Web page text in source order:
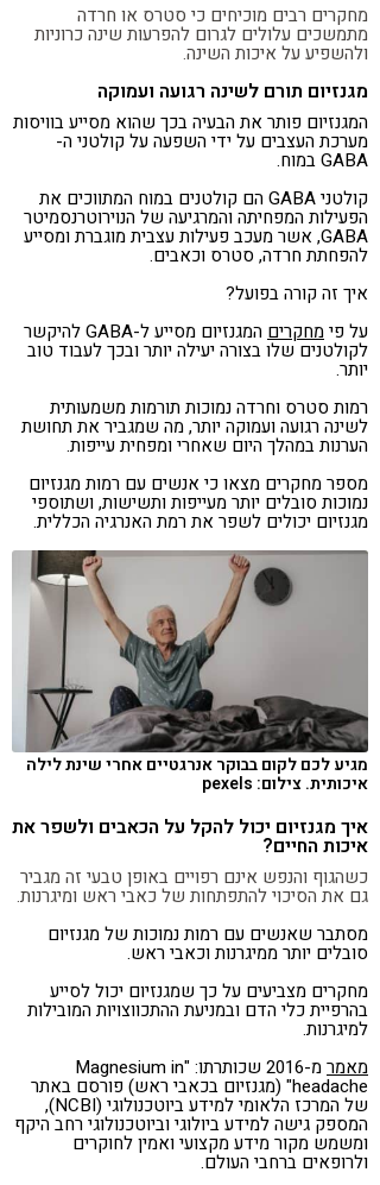
מחקרים רבים מוכיחים כי סטרס או חרדה
מתמשכים עלולים לגרום להפרעות שינה כרוניות
ולהשפיע על איכות השינה.
מגנזיום תורם לשינה רגועה ועמוקה
המגנזיום פותר את הבעיה בכך שהוא מסייע בוויסות
מערכת העצבים על ידי השפעה על קולטני ה-
GABA במוח.
קולטני GABA הם קולטנים במוח המתווכים את
הפעילות המפחיתה והמרגיעה של הנוירוטרנסמיטר
GABA, אשר מעכב פעילות עצבית מוגברת ומסייע
להפחתת חרדה, סטרס וכאבים.
איך זה קורה בפועל?
על פימחקרים המגנזיום מסייע ל-GABA להיקשר
לקולטנים שלו בצורה יעילה יותר ובכך לעבוד טוב
יותר.
רמות סטרס וחרדה נמוכות תורמות משמעותית
לשינה רגועה ועמוקה יותר, מה שמגביר את תחושת
הערנות במהלך היום שאחרי ומפחית עייפות​​.
מספר מחקרים מצאו כי אנשים עם רמות מגנזיום
נמוכות סובלים יותר מעייפות ותשישות, ושתוספי
מגנזיום יכולים לשפר את רמת האנרגיה הכללית​.
מגיע לכם לקום בבוקר אנרגטיים אחרי שינת לילה
איכותית. צילום: pexels
איך מגנזיום יכול להקל על הכאבים ולשפר את
איכות החיים?
כשהגוף והנפש אינם רפויים באופן טבעי זה מגביר
גם את הסיכוי להתפתחות של כאבי ראש ומיגרנות.
מסתבר שאנשים עם רמות נמוכות של מגנזיום
סובלים יותר ממיגרנות וכאבי ראש.
מחקרים מצביעים על כך שמגנזיום יכול לסייע
בהרפיית כלי הדם ובמניעת ההתכווצויות המובילות
למיגרנות​.
מאמר
מ-2016 שכותרתו: "Magnesium in
headache" (מגנזיום בכאבי ראש) פורסם באתר
של המרכז הלאומי למידע ביוטכנולוגי (NCBI),
המספק גישה למידע ביולוגי וביוטכנולוגי רחב היקף
ומשמש מקור מידע מקצועי ואמין לחוקרים
ולרופאים ברחבי העולם.